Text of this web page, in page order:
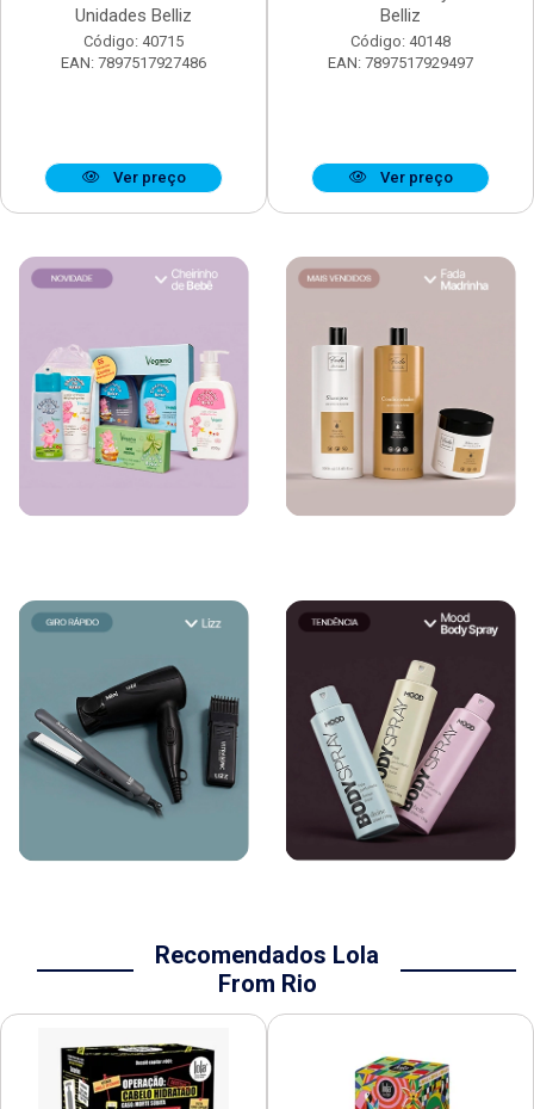
Unidades Belliz
Código: 40715
EAN: 7897517927486
Ver preço
Belliz
Código: 40148
EAN: 7897517929497
Ver preço
Recomendados Lola
From Rio